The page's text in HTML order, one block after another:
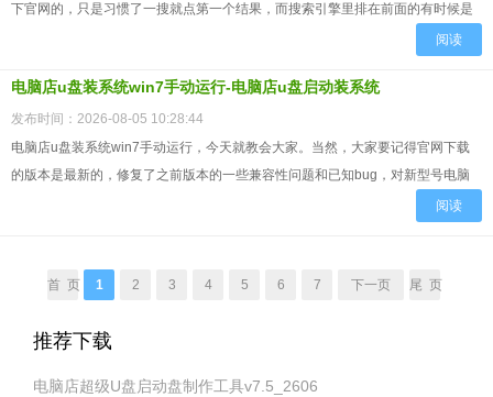
下官网的，只是习惯了一搜就点第一个结果，而搜索引擎里排在前面的有时候是
阅读
电脑店u盘装系统win7手动运行-电脑店u盘启动装系统
发布时间：2026-08-05 10:28:44
电脑店u盘装系统win7手动运行，今天就教会大家。当然，大家要记得官网下载
的版本是最新的，修复了之前版本的一些兼容性问题和已知bug，对新型号电脑
阅读
首 页 1 2 3 4 5 6 7 下一页 尾 页
推荐下载
电脑店超级U盘启动盘制作工具v7.5_2606